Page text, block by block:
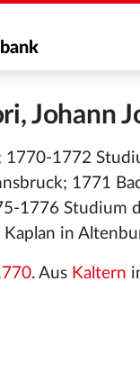
Johann
1770-1772
1771
1776 Studium
in
. Aus Kaltern